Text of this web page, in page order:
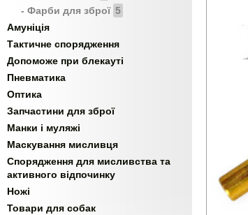
- Фарби для зброї 5
Амуніція
Тактичне спорядження
Допоможе при блекауті
Пневматика
Оптика
Запчастини для зброї
Манки і муляжі
Маскування мисливця
Спорядження для мисливства та
активного відпочинку
Ножі
Товари для собак